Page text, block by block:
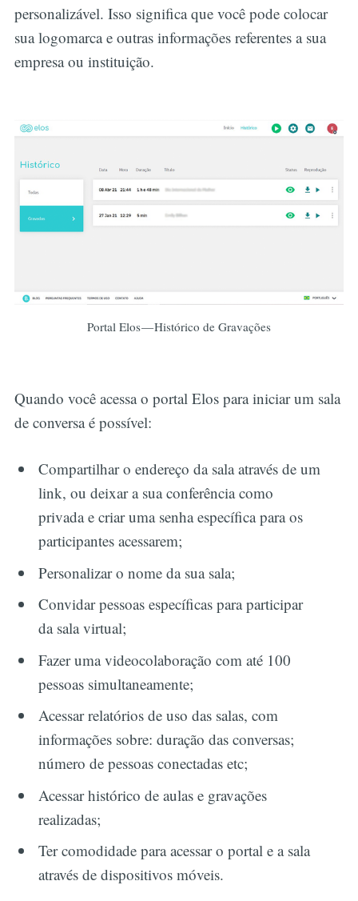
personalizável. Isso significa que você pode colocar
sua logomarca e outras informações referentes a sua
empresa ou instituição.
Portal Elos — Histórico de Gravações
Quando você acessa o portal Elos para iniciar um sala
de conversa é possível:
Compartilhar o endereço da sala através de um
link, ou deixar a sua conferência como
privada e criar uma senha específica para os
participantes acessarem;
Personalizar o nome da sua sala;
Convidar pessoas específicas para participar
da sala virtual;
Fazer uma videocolaboração com até 100
pessoas simultaneamente;
Acessar relatórios de uso das salas, com
informações sobre: duração das conversas;
número de pessoas conectadas etc;
Acessar histórico de aulas e gravações
realizadas;
Ter comodidade para acessar o portal e a sala
através de dispositivos móveis.